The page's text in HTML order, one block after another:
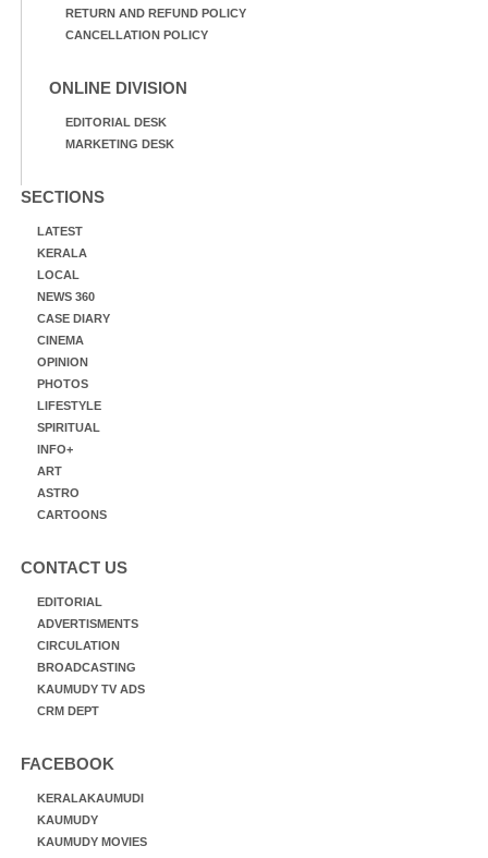
RETURN AND REFUND POLICY
CANCELLATION POLICY
ONLINE DIVISION
EDITORIAL DESK
MARKETING DESK
SECTIONS
LATEST
KERALA
LOCAL
NEWS 360
CASE DIARY
CINEMA
OPINION
PHOTOS
LIFESTYLE
SPIRITUAL
INFO+
ART
ASTRO
CARTOONS
CONTACT US
EDITORIAL
ADVERTISMENTS
CIRCULATION
BROADCASTING
KAUMUDY TV ADS
CRM DEPT
FACEBOOK
KERALAKAUMUDI
KAUMUDY
KAUMUDY MOVIES